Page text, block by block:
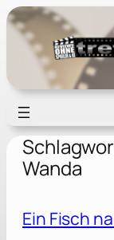
Zum
Inhalt
springen
Wanda
Ein Fisch